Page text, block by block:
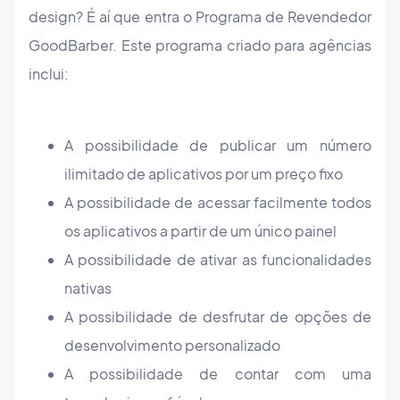
design? É aí que entra o Programa de Revendedor
GoodBarber. Este programa criado para agências
inclui:
A possibilidade de publicar um número
ilimitado de aplicativos por um preço fixo
A possibilidade de acessar facilmente todos
os aplicativos a partir de um único painel
A possibilidade de ativar as funcionalidades
nativas
A possibilidade de desfrutar de opções de
desenvolvimento personalizado
A possibilidade de contar com uma